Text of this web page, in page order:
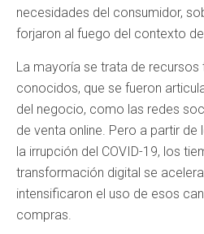
necesidades del consumidor,
forjaron al fuego del contexto
La mayoría se trata de
conocidos, que se fueron
del negocio, como las redes
de venta online. Pero a partir
la irrupción del COVID-19, los
transformación digital se
intensificaron el uso de esos
compras.